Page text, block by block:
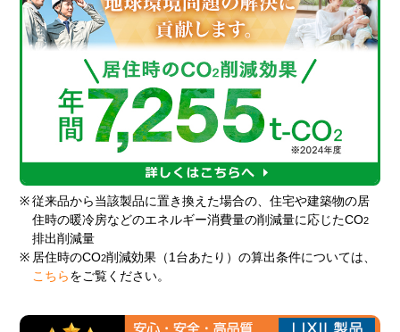
※ 従来品から当該製品に置き換えた場合の、住宅や建築物の居
住時の暖冷房などのエネルギー消費量の削減量に応じたCO2
排出削減量
※ 居住時のCO2削減効果（1台あたり）の算出条件については、
こちら をご覧ください。